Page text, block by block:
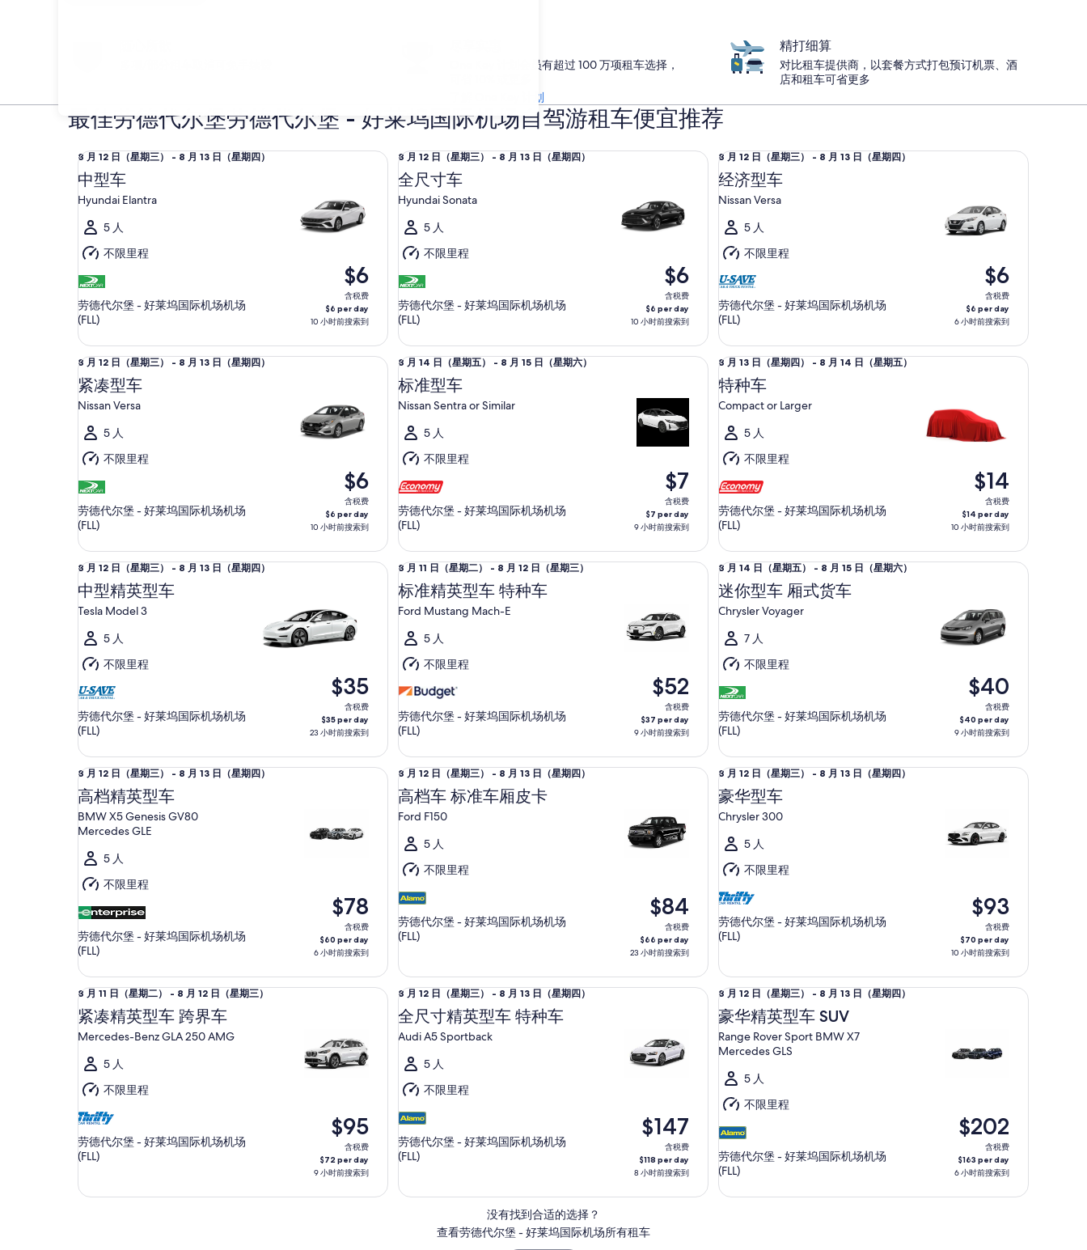
One Key 计划会员有超过 100 万项租车选择，
了解 One Key 计划
精打细算
对比租车提供商，以套餐方式打包预订机票、酒
店和租车可省更多
最佳劳德代尔堡劳德代尔堡 - 好莱坞国际机场自驾游租车便宜推荐
8
月
12
日
（星
期
三）
至
8
月
13
日
（星
期
四）
8 月 12 日（星期三） - 8 月 13 日（星期四）
中型车
Hyundai Elantra
5 人
不限里程
劳德代尔堡 - 好莱坞国际机场机场
(FLL)
$6
含税费
$6 per day
10 小时前搜索到
中型车 Hyundai Elantra
8
月
12
日
（星
期
三）
至
8
月
13
日
（星
期
四）
8 月 12 日（星期三） - 8 月 13 日（星期四）
全尺寸车
Hyundai Sonata
5 人
不限里程
劳德代尔堡 - 好莱坞国际机场机场
(FLL)
$6
含税费
$6 per day
10 小时前搜索到
全尺寸车 Hyundai Sonata
8
月
12
（星
期
三）
至
8
月
13
日
（星
期
四）
8 月 12 日（星期三） - 8 月 13 日（星期四）
经济型车
Nissan Versa
5 人
不限里程
劳德代尔堡 - 好莱坞国际机场机场
(FLL)
$6
含税费
$6 per day
6 小时前搜索到
经济型车 Nissan Versa
8
月
12
（星
期
三）
至
8
月
13
日
（星
期
四）
8 月 12 日（星期三） - 8 月 13 日（星期四）
紧凑型车
Nissan Versa
5 人
不限里程
劳德代尔堡 - 好莱坞国际机场机场
(FLL)
$6
含税费
$6 per day
10 小时前搜索到
紧凑型车 Nissan Versa
8
月
14
（星
期
五）
至
8
月
15
日
（星
期
六）
8 月 14 日（星期五） - 8 月 15 日（星期六）
标准型车
Nissan Sentra or Similar
5 人
不限里程
劳德代尔堡 - 好莱坞国际机场机场
(FLL)
$7
含税费
$7 per day
9 小时前搜索到
标准型车 Nissan Sentra or Similar
8
月
13
（星
期
四）
至
8
月
14
日
（星
期
五）
8 月 13 日（星期四） - 8 月 14 日（星期五）
特种车
Compact or Larger
5 人
不限里程
劳德代尔堡 - 好莱坞国际机场机场
(FLL)
$14
含税费
$14 per day
10 小时前搜索到
特种车 Compact or Larger
8
月
12
（星
期
三）
至
8
月
13
日
（星
期
四）
8 月 12 日（星期三） - 8 月 13 日（星期四）
中型精英型车
Tesla Model 3
5 人
不限里程
劳德代尔堡 - 好莱坞国际机场机场
(FLL)
$35
含税费
$35 per day
23 小时前搜索到
中型精英型车 Tesla Model 3
8
月
11
（星
期
二）
至
8
月
12
日
（星
期
三）
8 月 11 日（星期二） - 8 月 12 日（星期三）
标准精英型车 特种车
Ford Mustang Mach-E
5 人
不限里程
劳德代尔堡 - 好莱坞国际机场机场
(FLL)
$52
含税费
$37 per day
9 小时前搜索到
标准精英型车 特种车 Ford Mustang Mach-E
8
月
14
（星
期
五）
至
8
月
15
日
（星
期
六）
8 月 14 日（星期五） - 8 月 15 日（星期六）
迷你型车 厢式货车
Chrysler Voyager
7 人
不限里程
劳德代尔堡 - 好莱坞国际机场机场
(FLL)
$40
含税费
$40 per day
9 小时前搜索到
迷你型车 厢式货车 Chrysler Voyager
8
月
12
日
期
三）
8
月
13
日
（星
期
四）
8 月 12 日（星期三） - 8 月 13 日（星期四）
高档精英型车
BMW X5 Genesis GV80
Mercedes GLE
5 人
不限里程
劳德代尔堡 - 好莱坞国际机场机场
(FLL)
$78
含税费
$60 per day
6 小时前搜索到
高档精英型车 BMW X5 Genesis GV80 Mercedes GLE
8
月
12
（星
期
三）
至
8
月
日
（星
期
四）
8 月 12 日（星期三） - 8 月 13 日（星期四）
高档车 标准车厢皮卡
Ford F150
5 人
不限里程
劳德代尔堡 - 好莱坞国际机场机场
(FLL)
$84
含税费
$66 per day
23 小时前搜索到
高档车 标准车厢皮卡 Ford F150
8
月
12
（星
期
三）
至
8
月
日
（星
期
四）
8 月 12 日（星期三） - 8 月 13 日（星期四）
豪华型车
Chrysler 300
5 人
不限里程
劳德代尔堡 - 好莱坞国际机场机场
(FLL)
$93
含税费
$70 per day
10 小时前搜索到
豪华型车 Chrysler 300
8
月
11
（星
期
二）
至
8
月
日
8 月 11 日（星期二） - 8 月 12 日（星期三）
紧凑精英型车 跨界车
Mercedes-Benz GLA 250 AMG
5 人
不限里程
劳德代尔堡 - 好莱坞国际机场机场
(FLL)
$95
含税费
$72 per day
9 小时前搜索到
紧凑精英型车 跨界车 Mercedes-Benz GLA 250 AMG
8
月
12
（星
期
三）
至
8
月
日
8 月 12 日（星期三） - 8 月 13 日（星期四）
全尺寸精英型车 特种车
Audi A5 Sportback
5 人
不限里程
劳德代尔堡 - 好莱坞国际机场机场
(FLL)
$147
含税费
$118 per day
8 小时前搜索到
全尺寸精英型车 特种车 Audi A5 Sportback
8
月
12
日
期
三）
8
月
13
日
8 月 12 日（星期三） - 8 月 13 日（星期四）
豪华精英型车 SUV
Range Rover Sport BMW X7
Mercedes GLS
5 人
不限里程
劳德代尔堡 - 好莱坞国际机场机场
(FLL)
$202
含税费
$163 per day
6 小时前搜索到
豪华精英型车 SUV Range Rover Sport BMW X7 Mercedes GLS
没有找到合适的选择？
查看劳德代尔堡 - 好莱坞国际机场所有租车